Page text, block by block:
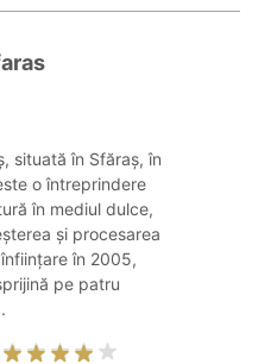
situată în Sfăraș, în
o întreprindere
în mediul dulce,
și procesarea
în 2005,
pe patru